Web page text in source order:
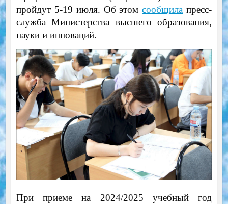
пройдут 5-19 июля. Об этомсообщила пресс-
служба Министерства высшего образования,
науки и инноваций.
При приеме на 2024/2025 учебный год